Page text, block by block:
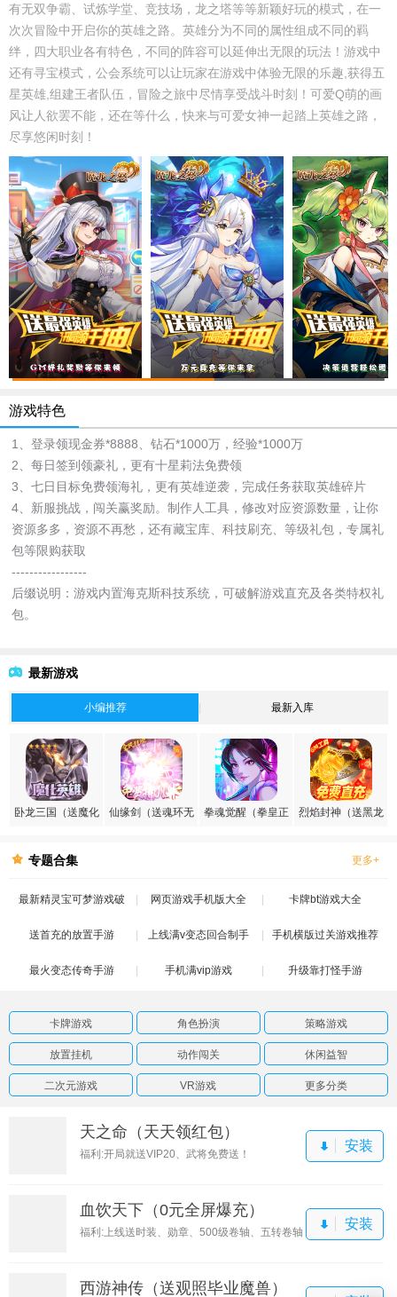
有无双争霸、试炼学堂、竞技场，龙之塔等等新颖好玩的模式，在一
次次冒险中开启你的英雄之路。英雄分为不同的属性组成不同的羁
绊，四大职业各有特色，不同的阵容可以延伸出无限的玩法！游戏中
还有寻宝模式，公会系统可以让玩家在游戏中体验无限的乐趣,获得五
星英雄,组建王者队伍，冒险之旅中尽情享受战斗时刻！可爱Q萌的画
风让人欲罢不能，还在等什么，快来与可爱女神一起踏上英雄之路，
尽享悠闲时刻！
游戏特色
1、登录领现金券*8888、钻石*1000万，经验*1000万
2、每日签到领豪礼，更有十星莉法免费领
3、七日目标免费领海礼，更有英雄逆袭，完成任务获取英雄碎片
4、新服挑战，闯关赢奖励。制作人工具，修改对应资源数量，让你
资源多多，资源不再愁，还有藏宝库、科技刷充、等级礼包，专属礼
包等限购获取
-----------------
后缀说明：游戏内置海克斯科技系统，可破解游戏直充及各类特权礼
包。
最新游戏
小编推荐 最新入库
卧龙三国（送魔化
仙缘剑（送魂环无
拳魂觉醒（拳皇正
烈焰封神（送黑龙
专题合集 更多+
最新精灵宝可梦游戏破
解版
网页游戏手机版大全 卡牌bt游戏大全
送首充的放置手游 上线满v变态回合制手
游
手机横版过关游戏推荐
最火变态传奇手游 手机满vip游戏 升级靠打怪手游
卡牌游戏 角色扮演 策略游戏
放置挂机 动作闯关 休闲益智
二次元游戏 VR游戏 更多分类
天之命（天天领红包）
福利:开局就送VIP20、武将免费送！
安装
血饮天下（0元全屏爆充）
福利:上线送时装、勋章、500级卷轴、五转卷轴
安装
西游神传（送观照毕业魔兽）